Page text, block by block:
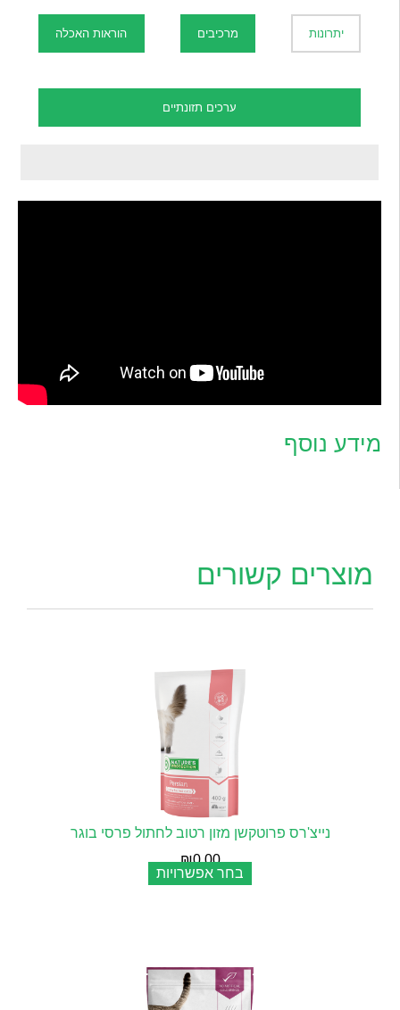
יתרונות מרכיבים הוראות האכלה
ערכים תזונתיים
מידע נוסף
מוצרים קשורים
נייצ'רס פרוטקשן מזון רטוב לחתול פרסי בוגר
₪0.00
בחר אפשרויות